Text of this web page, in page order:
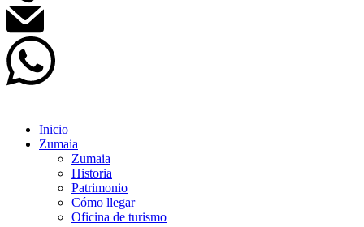
Inicio
Zumaia
Zumaia
Historia
Patrimonio
Cómo llegar
Oficina de turismo